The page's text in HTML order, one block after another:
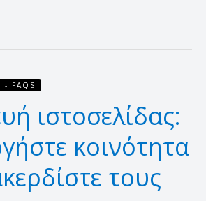
FAQS
ιστοσελίδας:
κοινότητα
τους